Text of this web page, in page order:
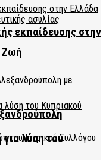
Ζωή
λύση του
εκπαίδευσης στην